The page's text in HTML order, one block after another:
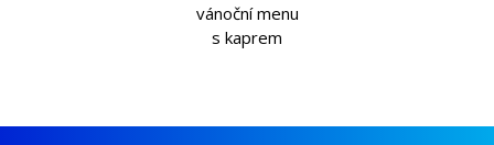
vánoční menu
s kaprem